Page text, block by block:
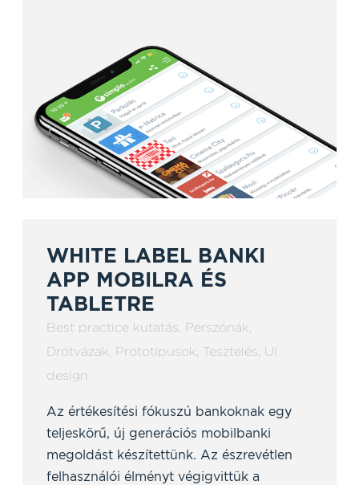
WHITE LABEL BANKI
APP MOBILRA ÉS
TABLETRE
Best practice kutatás Perszónák
Drótvázak Prototípusok Tesztelés UI
design
Az értékesítési fókuszú bankoknak egy
teljeskörű, új generációs mobilbanki
megoldást készítettünk. Az észrevétlen
felhasználói élményt végigvittük a